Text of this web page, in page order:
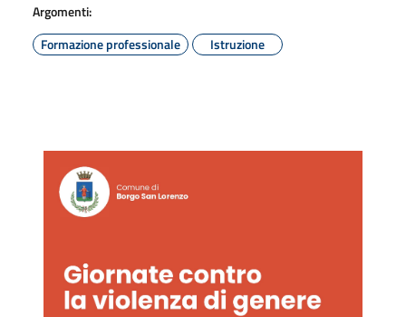
Argomenti:
Formazione professionale
Istruzione